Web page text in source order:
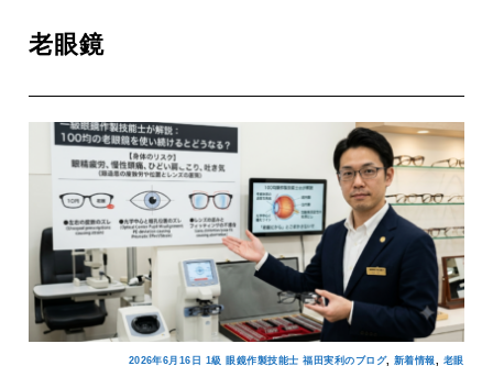
老眼鏡
2026年6月16日 1級 眼鏡作製技能士 福田実利のブログ, 新着情報 老眼